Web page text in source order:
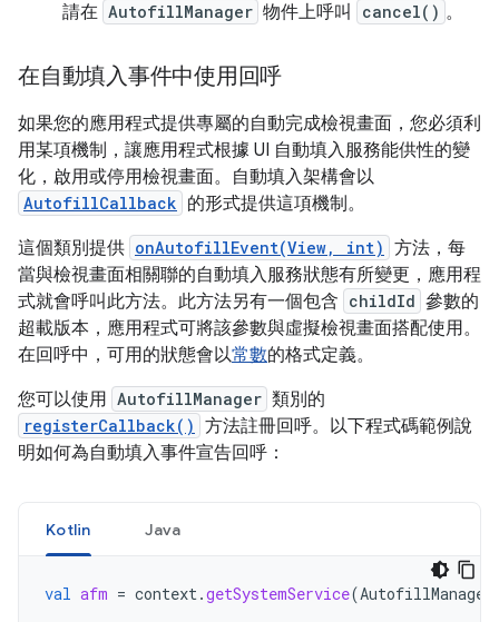
請在 AutofillManager 物件上呼叫 cancel() 。
在自動填入事件中使用回呼
如果您的應用程式提供專屬的自動完成檢視畫面，您必須利
用某項機制，讓應用程式根據 UI 自動填入服務能供性的變
化，啟用或停用檢視畫面。自動填入架構會以
AutofillCallback 的形式提供這項機制。
這個類別提供 onAutofillEvent(View, int) 方法，每
當與檢視畫面相關聯的自動填入服務狀態有所變更，應用程
式就會呼叫此方法。此方法另有一個包含 childId 參數的
超載版本，應用程式可將該參數與虛擬檢視畫面搭配使用。
在回呼中，可用的狀態會以常數的格式定義。
您可以使用 AutofillManager 類別的
registerCallback() 方法註冊回呼。以下程式碼範例說
明如何為自動填入事件宣告回呼：
Kotlin Java
val afm = context.getSystemService(AutofillManager